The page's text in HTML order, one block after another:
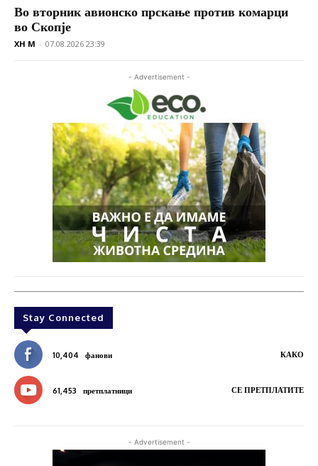
Во вторник авионско прскање против комарци
во Скопје
XH M - 07.08.2026 23:39
- Advertisement -
Stay Connected
10,404 фанови КАКО
61,453 претплатници СЕ ПРЕТПЛАТИТЕ
- Advertisement -